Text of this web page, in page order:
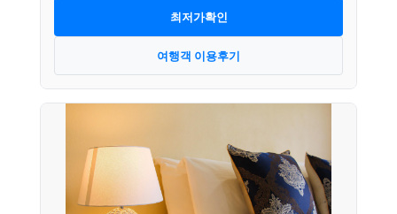
최저가확인
여행객 이용후기